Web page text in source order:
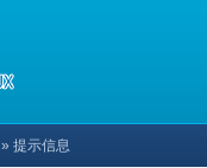
» 提示信息